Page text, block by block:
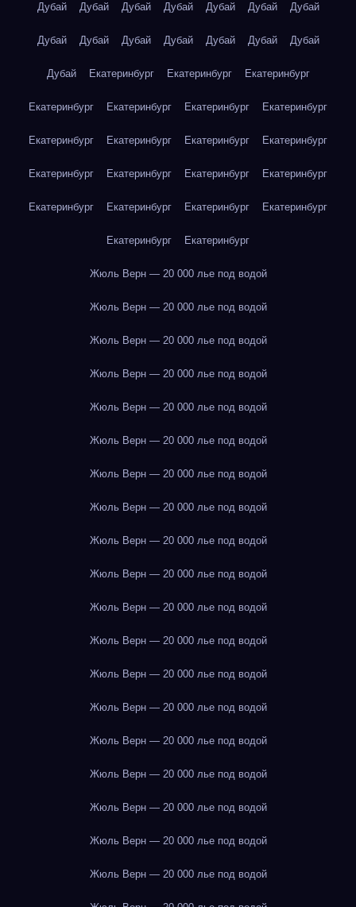
Дубай Дубай Дубай Дубай Дубай Дубай Дубай
Дубай Дубай Дубай Дубай Дубай Дубай Дубай
Дубай Екатеринбург Екатеринбург Екатеринбург
Екатеринбург Екатеринбург Екатеринбург Екатеринбург
Екатеринбург Екатеринбург Екатеринбург Екатеринбург
Екатеринбург Екатеринбург Екатеринбург Екатеринбург
Екатеринбург Екатеринбург Екатеринбург Екатеринбург
Екатеринбург Екатеринбург
Жюль Верн — 20 000 лье под водой
Жюль Верн — 20 000 лье под водой
Жюль Верн — 20 000 лье под водой
Жюль Верн — 20 000 лье под водой
Жюль Верн — 20 000 лье под водой
Жюль Верн — 20 000 лье под водой
Жюль Верн — 20 000 лье под водой
Жюль Верн — 20 000 лье под водой
Жюль Верн — 20 000 лье под водой
Жюль Верн — 20 000 лье под водой
Жюль Верн — 20 000 лье под водой
Жюль Верн — 20 000 лье под водой
Жюль Верн — 20 000 лье под водой
Жюль Верн — 20 000 лье под водой
Жюль Верн — 20 000 лье под водой
Жюль Верн — 20 000 лье под водой
Жюль Верн — 20 000 лье под водой
Жюль Верн — 20 000 лье под водой
Жюль Верн — 20 000 лье под водой